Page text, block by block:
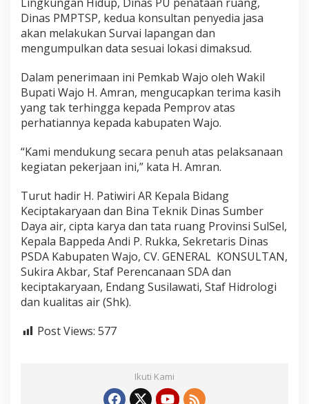
l
J
r
g
a
P
o
p
a
s
a
s
i
a
r
P
m
p
Dinas PMPTSP, kedua konsultan penyedia jasa
akan melakukan Survai lapangan dan
mengumpulkan data sesuai lokasi dimaksud.
Dalam penerimaan ini Pemkab Wajo oleh Wakil
Bupati Wajo H. Amran, mengucapkan terima kasih
yang tak terhingga kepada Pemprov atas
perhatiannya kepada kabupaten Wajo.
“Kami mendukung secara penuh atas pelaksanaan
kegiatan pekerjaan ini,” kata H. Amran.
Turut hadir H. Patiwiri AR Kepala Bidang
Keciptakaryaan dan Bina Teknik Dinas Sumber
Daya air, cipta karya dan tata ruang Provinsi SulSel,
Kepala Bappeda Andi P. Rukka, Sekretaris Dinas
PSDA Kabupaten Wajo, CV. GENERAL KONSULTAN,
Sukira Akbar, Staf Perencanaan SDA dan
keciptakaryaan, Endang Susilawati, Staf Hidrologi
dan kualitas air (Shk).
Post Views: 577
Ikuti Kami